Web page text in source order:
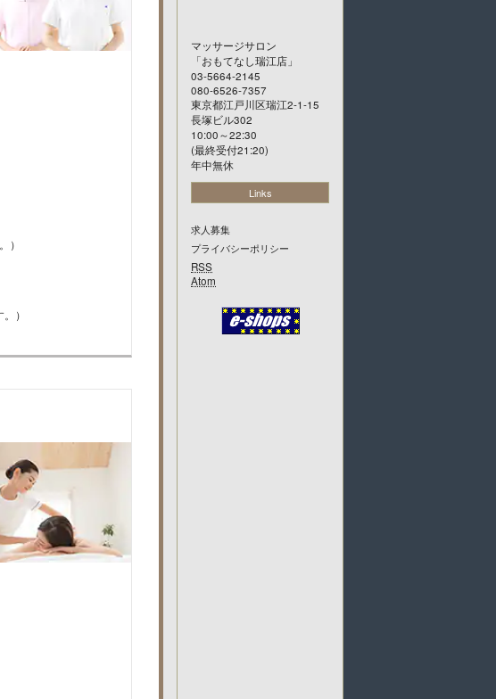
）
）
マッサージサロン
「おもてなし瑞江店 」
03-5664-2145
080-6526-7357
東京都江戸川区瑞江2-1-15
長塚ビル302
10:00～22:30
(最終受付21:20)
年中無休
Links
求人募集
プライバシーポリシー
RSS
Atom